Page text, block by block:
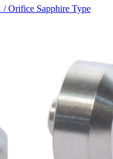
/ Orifice Sapphire Type